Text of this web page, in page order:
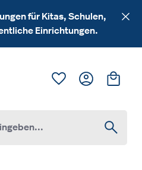
für Kitas, Schulen,
Einrichtungen.
Du hast 0